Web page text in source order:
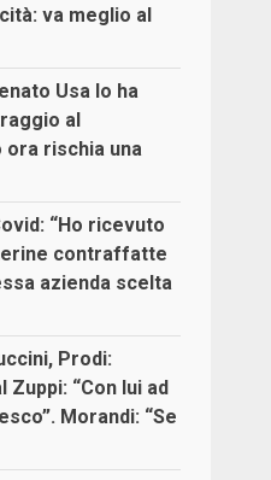
va meglio al
Usa lo ha
al
rischia una
“Ho ricevuto
contraffatte
azienda scelta
Prodi:
Zuppi: “Con lui ad
Morandi: “Se